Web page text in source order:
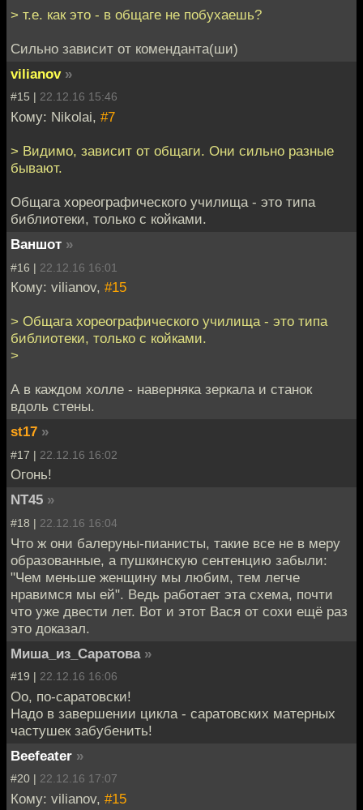
> т.е. как это - в общаге не побухаешь?
Сильно зависит от коменданта(ши)
vilianov »
#15 | 22.12.16 15:46
Кому: Nikolai, #7
> Видимо, зависит от общаги. Они сильно разные
бывают.
Общага хореографического училища - это типа
библиотеки, только с койками.
Ваншот »
#16 | 22.12.16 16:01
Кому: vilianov, #15
> Общага хореографического училища - это типа
библиотеки, только с койками.
>
А в каждом холле - наверняка зеркала и станок
вдоль стены.
st17 »
#17 | 22.12.16 16:02
Огонь!
NT45 »
#18 | 22.12.16 16:04
Что ж они балеруны-пианисты, такие все не в меру
образованные, а пушкинскую сентенцию забыли:
"Чем меньше женщину мы любим, тем легче
нравимся мы ей". Ведь работает эта схема, почти
что уже двести лет. Вот и этот Вася от сохи ещё раз
это доказал.
Миша_из_Саратова »
#19 | 22.12.16 16:06
Оо, по-саратовски!
Надо в завершении цикла - саратовских матерных
частушек забубенить!
Beefeater »
#20 | 22.12.16 17:07
Кому: vilianov, #15